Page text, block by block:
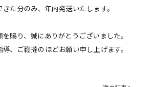
た分のみ、年内発送いたします。
賜り、誠にありがとうございました。
、ご鞭撻のほどお願い申し上げます。